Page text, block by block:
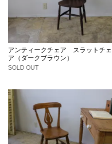
アンティークチェア スラットチェ
ア（ダークブラウン）
SOLD OUT